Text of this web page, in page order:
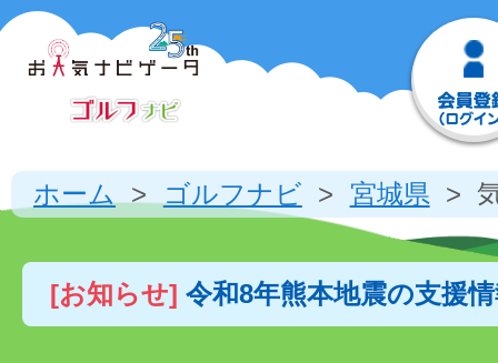
ホーム ゴルフナビ 宮城県
[お知らせ] 令和8年熊本地震の支援